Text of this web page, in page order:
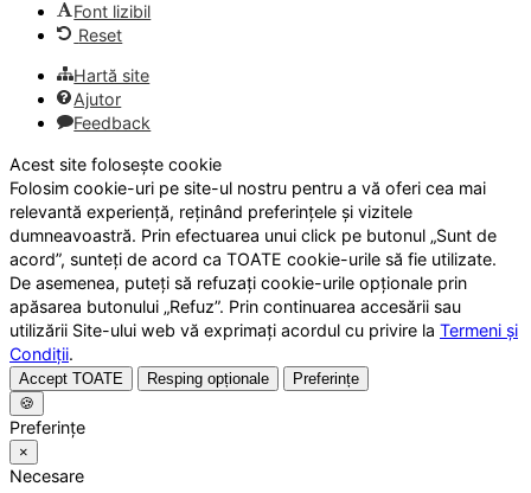
Font lizibil
Reset
Hartă site
Ajutor
Feedback
Acest site folosește cookie
Folosim cookie-uri pe site-ul nostru pentru a vă oferi cea mai
relevantă experiență, reținând preferințele și vizitele
dumneavoastră. Prin efectuarea unui click pe butonul „Sunt de
acord”, sunteți de acord ca TOATE cookie-urile să fie utilizate.
De asemenea, puteți să refuzați cookie-urile opționale prin
apăsarea butonului „Refuz”. Prin continuarea accesării sau
utilizării Site-ului web vă exprimați acordul cu privire la Termeni și
Condiții.
Accept TOATE Resping opționale
Preferințe
🍪
Preferințe
×
Necesare